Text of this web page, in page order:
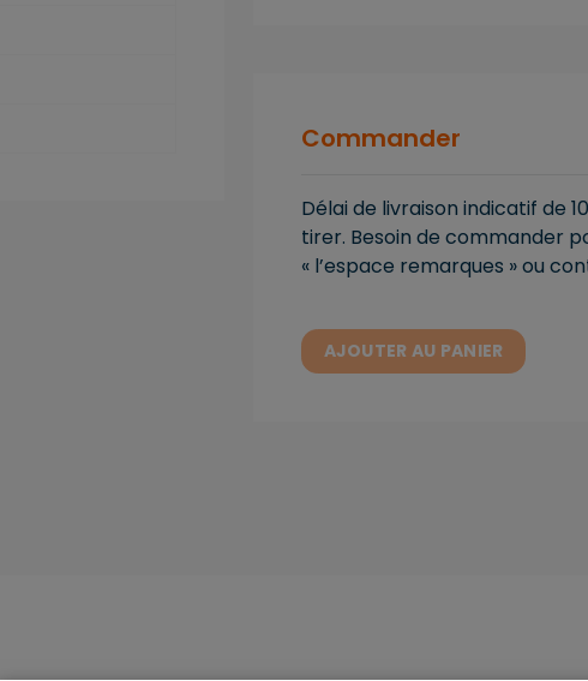
Commander
Délai de livraison indicatif de
tirer. Besoin de commander
« l’espace remarques » ou
AJOUTER AU PANIER